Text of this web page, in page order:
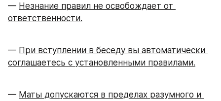
— Незнание правил не освобождает от
ответственности.
— При вступлении в беседу вы автоматически
соглашаетесь с установленными правилами.
— Маты допускаются в пределах разумного и